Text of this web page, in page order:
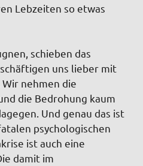
Lebzeiten so etwas
schieben das
uns lieber mit
nehmen die
die Bedrohung kaum
Und genau das ist
psychologischen
ist auch eine
damit im